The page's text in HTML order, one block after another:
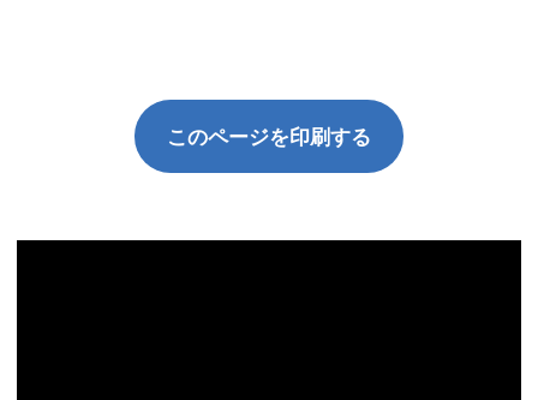
このページを印刷する